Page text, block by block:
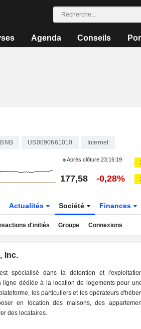
Agenda Conseils
US0090661010 Internet
Après clôture23:16:19
177,58 -0,28%
Actualités Société Finances
d'initiés Groupe Connexions
Inc.
spécialisé dans la détention et
ligne dédiée à la location de logements pour
les particuliers et les opérateurs
en location des maisons, des
des locataires.